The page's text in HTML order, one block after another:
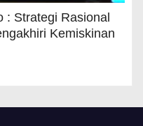
: Strategi Rasional
Kemiskinan